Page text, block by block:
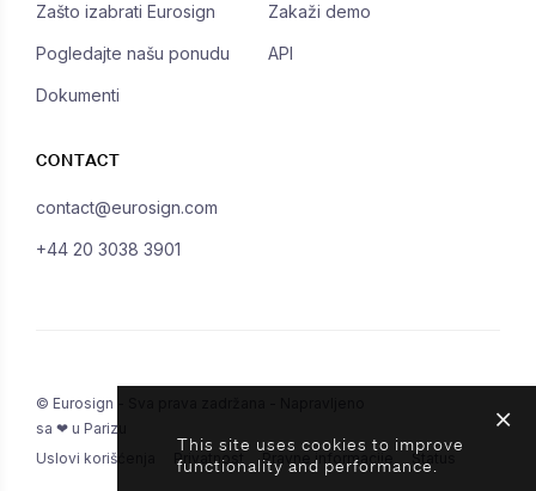
Zašto izabrati Eurosign
Pogledajte našu ponudu
Dokumenti
Zakaži demo
API
CONTACT
contact@eurosign.com
+44 20 3038 3901
© Eurosign - Sva prava zadržana - Napravljeno
sa ❤ u Parizu
Uslovi korišćenja
Privatnost Pravne informacije Status
This site uses cookies to improve
functionality and performance.